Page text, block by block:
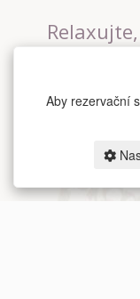
se v
Aby rezervační